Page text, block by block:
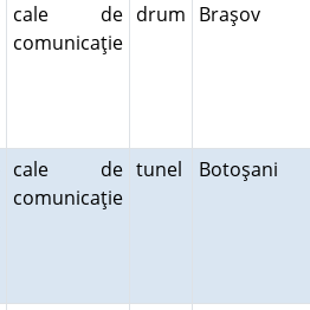
cale de
comunicaţie
drum Braşov
cale de
comunicaţie
tunel Botoşani